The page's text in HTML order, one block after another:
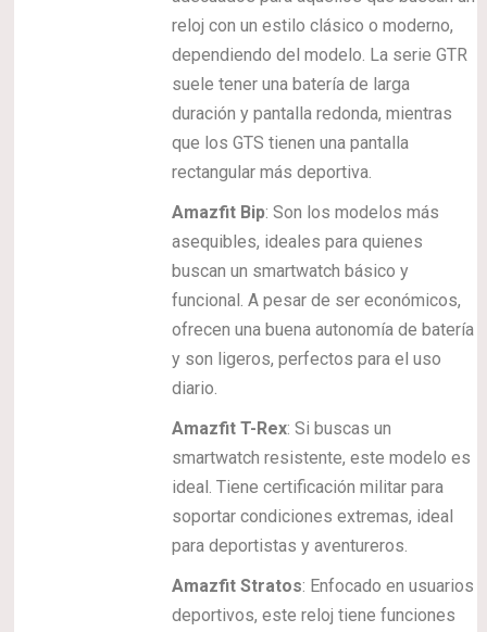
reloj con un estilo clásico o moderno,
dependiendo del modelo. La serie GTR
suele tener una batería de larga
duración y pantalla redonda, mientras
que los GTS tienen una pantalla
rectangular más deportiva.
Amazfit Bip: Son los modelos más
asequibles, ideales para quienes
buscan un smartwatch básico y
funcional. A pesar de ser económicos,
ofrecen una buena autonomía de batería
y son ligeros, perfectos para el uso
diario.
Amazfit T-Rex: Si buscas un
smartwatch resistente, este modelo es
ideal. Tiene certificación militar para
soportar condiciones extremas, ideal
para deportistas y aventureros.
Amazfit Stratos: Enfocado en usuarios
deportivos, este reloj tiene funciones